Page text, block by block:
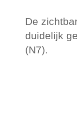
De
duidelijk
(N7).